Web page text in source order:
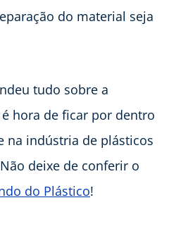
do material seja
tudo sobre a
hora de ficar por dentro
na indústria de plásticos
deixe de conferir o
do Plástico!